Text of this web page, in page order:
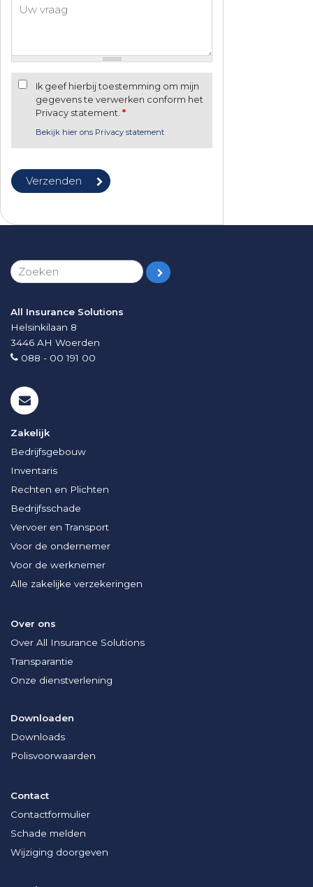
Ik geef hierbij toestemming om mijn
gegevens te verwerken conform het
Privacy statement. *
Bekijk hier ons Privacy statement
All Insurance Solutions
Helsinkilaan 8
3446 AH Woerden
088 - 00 191 00
Zakelijk
Bedrijfsgebouw
Inventaris
Rechten en Plichten
Bedrijfsschade
Vervoer en Transport
Voor de ondernemer
Voor de werknemer
Alle zakelijke verzekeringen
Over ons
Over All Insurance Solutions
Transparantie
Onze dienstverlening
Downloaden
Downloads
Polisvoorwaarden
Contact
Contactformulier
Schade melden
Wijziging doorgeven